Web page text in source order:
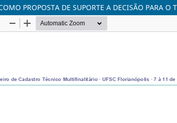
PROPOSTA DE SUPORTE A DECISÃO PARA O